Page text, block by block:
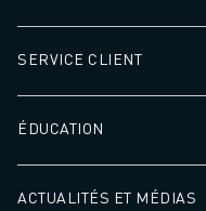
SERVICE CLIENT
ÉDUCATION
ACTUALITÉS ET MÉDIAS